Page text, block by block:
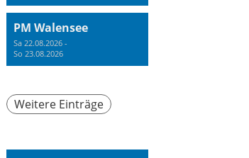
PM Walensee
Sa 22.08.2026 -
So 23.08.2026
Weitere Einträge